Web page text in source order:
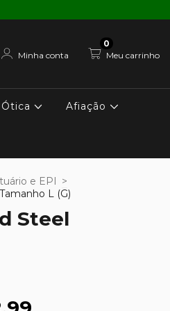
Minha conta Meu carrinho
0
Ótica Afiação
e EPI >
L (G)
Steel